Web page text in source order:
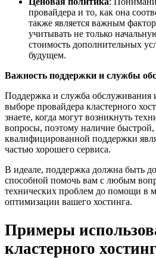
провайдера и то, как она
также является важным
учитывать не только
стоимость дополнительных
будущем.
Важность поддержки и службы
Поддержка и служба обслуживания
выборе провайдера кластерного
знаете, когда могут возникнуть
вопросы, поэтому наличие
квалифицированной поддержки
частью хорошего сервиса.
В идеале, поддержка должна быть
способной помочь вам с любым
технических проблем до помощи в
оптимизации вашего хостинга.
Примеры
кластерного